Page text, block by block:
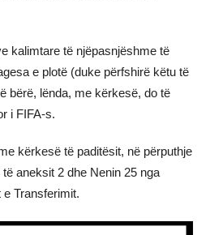
kalimtare të njëpasnjëshme të
e plotë (duke përfshirë këtu të
bërë, lënda, me kërkesë, do të
i FIFA-s.
kërkesë të paditësit, në përputhje
aneksit 2 dhe Nenin 25 nga
e Transferimit.